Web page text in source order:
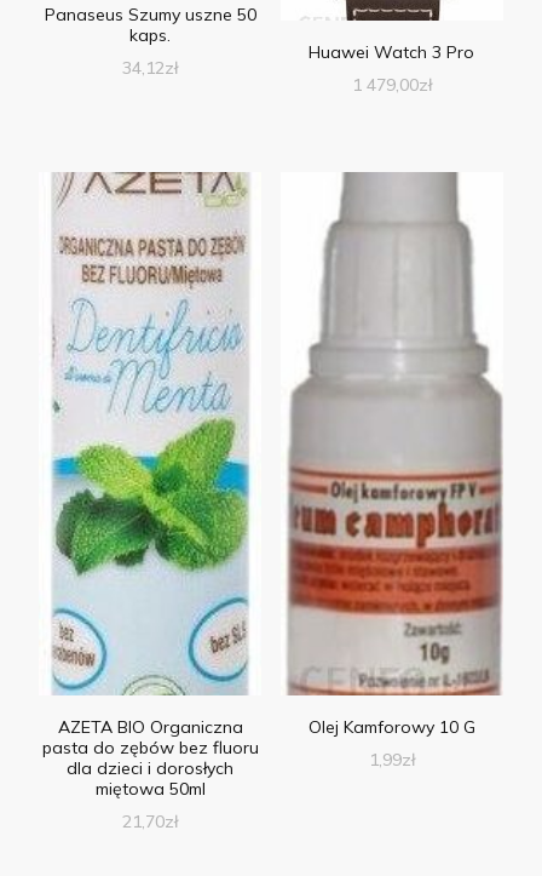
Panaseus Szumy uszne 50
kaps.
34,12zł
Huawei Watch 3 Pro
1 479,00zł
AZETA BIO Organiczna
pasta do zębów bez fluoru
dla dzieci i dorosłych
miętowa 50ml
21,70zł
Olej Kamforowy 10 G
1,99zł